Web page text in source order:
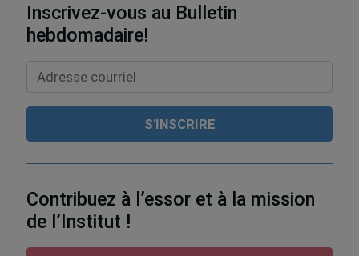
Inscrivez-vous au Bulletin
hebdomadaire!
Contribuez à l’essor et à la mission
de l’Institut !